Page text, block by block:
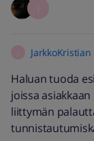
JarkkoKristian
Haluan tuoda
joissa
liittymän